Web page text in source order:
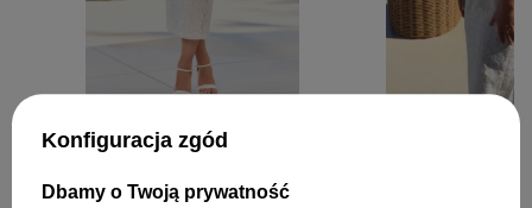
Konfiguracja zgód
Dbamy o Twoją prywatność